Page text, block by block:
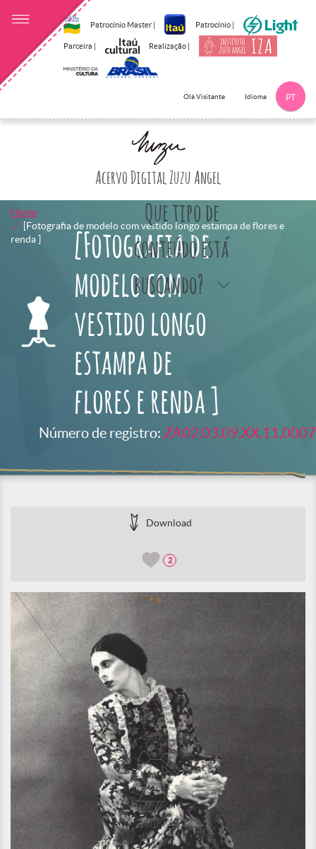
Patrocínio Master | Patrocínio |
Parceira | Realização |
Olá Visitante Idioma PT
Acervo Digital Zuzu Angel
Que tipo de
conteúdo está
buscando?
Home
[Fotografia de modelo com vestido longo estampa de flores e
renda ]
[Fotografia de
modelo com
vestido longo
estampa de
flores e renda ]
Número de registro: ZA02.03.09.XX.11.0007
Download
2